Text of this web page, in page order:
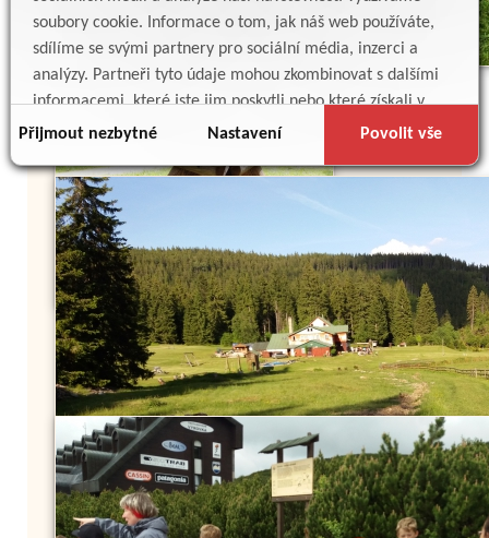
soubory cookie. Informace o tom, jak náš web používáte,
sdílíme se svými partnery pro sociální média, inzerci a
analýzy. Partneři tyto údaje mohou zkombinovat s dalšími
informacemi, které jste jim poskytli nebo které získali v
důsledku toho, že používáte jejich služby.
Přijmout nezbytné Nastavení Povolit vše